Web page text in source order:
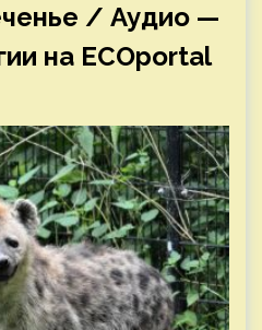
/ Аудио —
на ECOportal